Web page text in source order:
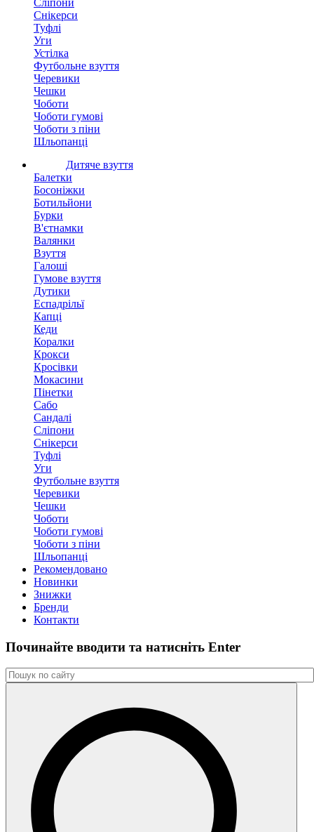
Сліпони
Снікерси
Туфлі
Уги
Устілка
Футбольне взуття
Черевики
Чешки
Чоботи
Чоботи гумові
Чоботи з піни
Шльопанці
Дитяче взуття
Балетки
Босоніжки
Ботильйони
Бурки
В'єтнамки
Валянки
Взуття
Галоші
Гумове взуття
Дутики
Еспадрільї
Капці
Кеди
Коралки
Крокси
Кросівки
Мокасини
Пінетки
Сабо
Сандалі
Сліпони
Снікерси
Туфлі
Уги
Футбольне взуття
Черевики
Чешки
Чоботи
Чоботи гумові
Чоботи з піни
Шльопанці
Рекомендовано
Новинки
Знижки
Бренди
Контакти
Починайте вводити та натиснiть Enter